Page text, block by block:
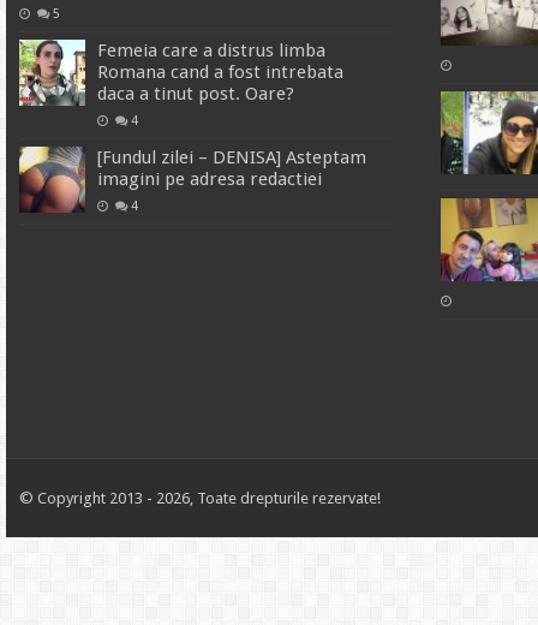
5
Femeia care a distrus limba
Romana cand a fost intrebata
daca a tinut post. Oare?
4
[Fundul zilei – DENISA] Asteptam
imagini pe adresa redactiei
4
© Copyright 2013 - 2026, Toate drepturile rezervate!